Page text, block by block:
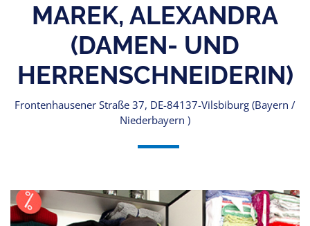
MAREK, ALEXANDRA
(DAMEN- UND
HERRENSCHNEIDERIN)
Frontenhausener Straße 37, DE-84137-Vilsbiburg (Bayern /
Niederbayern )